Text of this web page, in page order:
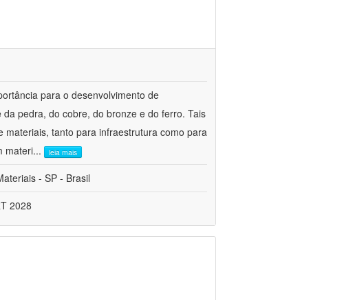
para o desenvolvimento de
pedra, do cobre, do bronze e do ferro. Tais
tanto para infraestrutura como para
materi... leia mais
- SP - Brasil
2028